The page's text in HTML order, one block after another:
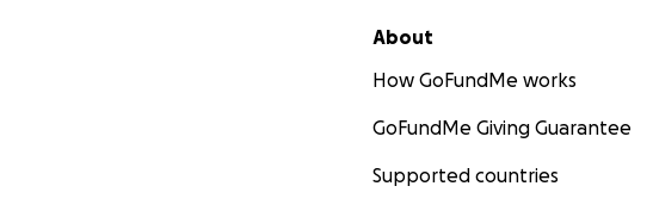
About
How GoFundMe works
GoFundMe Giving Guarantee
Supported countries